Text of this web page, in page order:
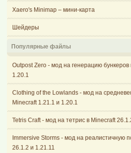
Xaero's Minimap – мини-карта
Шейдеры
Популярные файлы
Outpost Zero - мод на генерацию бункеров
1.20.1
Clothing of the Lowlands - мод на
Minecraft 1.21.1 и 1.20.1
Tetris Craft - мод на тетрис в Minecraft
Immersive Storms - мод на реалистичную
26.1.2 и 1.21.11